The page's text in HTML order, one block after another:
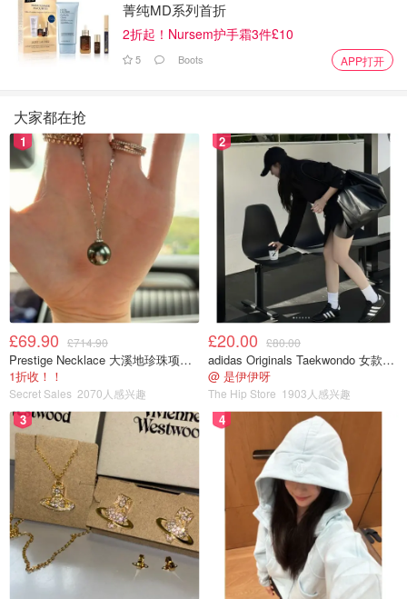
菁纯MD系列首折
2折起！Nursem护手霜3件£10
5 Boots APP打开
大家都在抢
1
£69.90 £714.90
Prestige Necklace 大溪地珍珠项链 10-11mm
1折收！！
Secret Sales 2070人感兴趣
2
£20.00 £80.00
adidas Originals Taekwondo 女款黑色运动鞋
@ 是伊伊呀
The Hip Store 1903人感兴趣
3 4